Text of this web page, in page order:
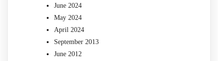
June 2024
May 2024
April 2024
September 2013
June 2012